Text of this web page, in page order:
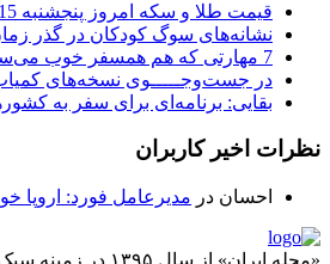
قیمت طلا و سکه امروز پنجشنبه 15مرداد 1405/ افزایش همه قیمت ها + جدول
نشانه‌های سوگ کودکان در گذر
7 مهارتی که هم همسفر خوب می‌سازه، هم همسر خوب!/ اینفوگرافیک
در جست‌وجـــــوی نسخه‌های
بقایی: برنامه‌ای برای سفر به
نظرات اخیر کاربران
احسان در مدیرعامل فورد: اروپا
«مجله ایران»